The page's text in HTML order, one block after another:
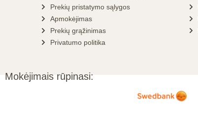
Prekių pristatymo sąlygos
Apmokėjimas
Prekių grąžinimas
Privatumo politika
Mokėjimais rūpinasi: